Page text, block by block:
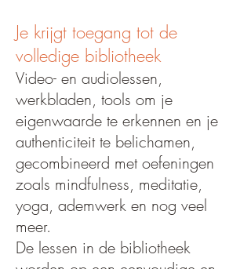
Je krijgt toegang tot de
volledige bibliotheek
Video- en audiolessen,
werkbladen, tools om je
eigenwaarde te erkennen en je
authenticiteit te belichamen,
gecombineerd met oefeningen
zoals mindfulness, meditatie,
yoga, ademwerk en nog veel
meer.
De lessen in de bibliotheek